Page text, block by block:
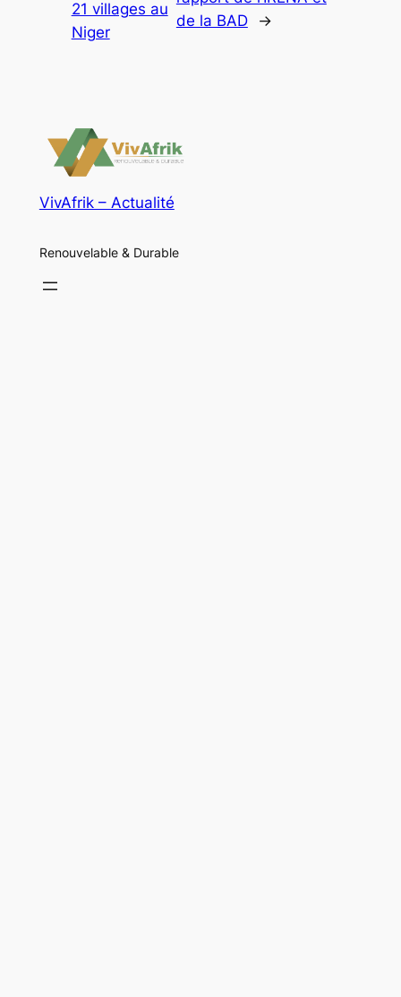
21 villages au
Niger
de la BAD
→
VivAfrik – Actualité
Renouvelable & Durable